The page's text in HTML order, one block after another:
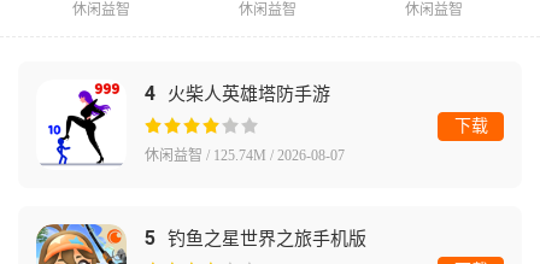
休闲益智 休闲益智 休闲益智
4 火柴人英雄塔防手游
休闲益智 / 125.74M / 2026-08-07
下载
5 钓鱼之星世界之旅手机版